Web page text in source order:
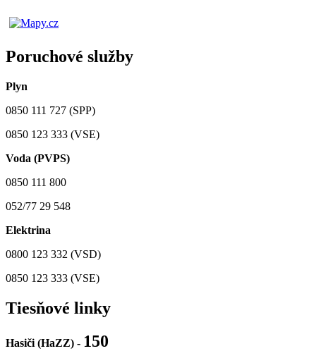
Poruchové služby
Plyn
0850 111 727 (SPP)
0850 123 333 (VSE)
Voda (PVPS)
0850 111 800
052/77 29 548
Elektrina
0800 123 332 (VSD)
0850 123 333 (VSE)
Tiesňové linky
Hasiči (HaZZ) - 150